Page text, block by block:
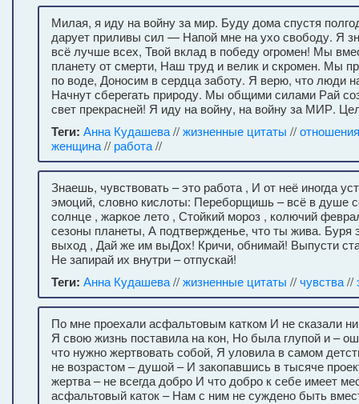
Милая, я иду на войну за мир. Буду дома спустя
дарует приливы сил — Напой мне на ухо свободу. Я
всё лучше всех, Твой вклад в победу огромен! Мы
планету от смерти, Наш труд и велик и скромен. Мы
по воде, Доносим в сердца заботу. Я верю, что люди
Начнут сберегать природу. Мы общими силами Рай
свет прекрасней! Я иду на войну, на войну за МИР.
Теги: Анна Кудашева//жизненные цитаты //отношения
женщина// работа//
Знаешь, чувствовать – это работа , И от неё иногда
эмоций, словно кислоты: Переборщишь – всё в душе
солнце , жаркое лето , Стойкий мороз , колючий
сезоны планеты, А подтвержденье, что ты жива.
выход , Дай же им выДох! Кричи, обнимай! Выпусти
Не запирай их внутри – отпускай!
Теги: Анна Кудашева//жизненные цитаты //чувства//
По мне проехали асфальтовым катком И не сказали
Я свою жизнь поставила на кон, Но была глупой и –
что нужно жертвовать собой, Я уловила в самом
не возрастом – душой – И закопавшись в тысяче
жертва – не всегда добро И что добро к себе имеет
асфальтовый каток – Нам с ним не суждено быть